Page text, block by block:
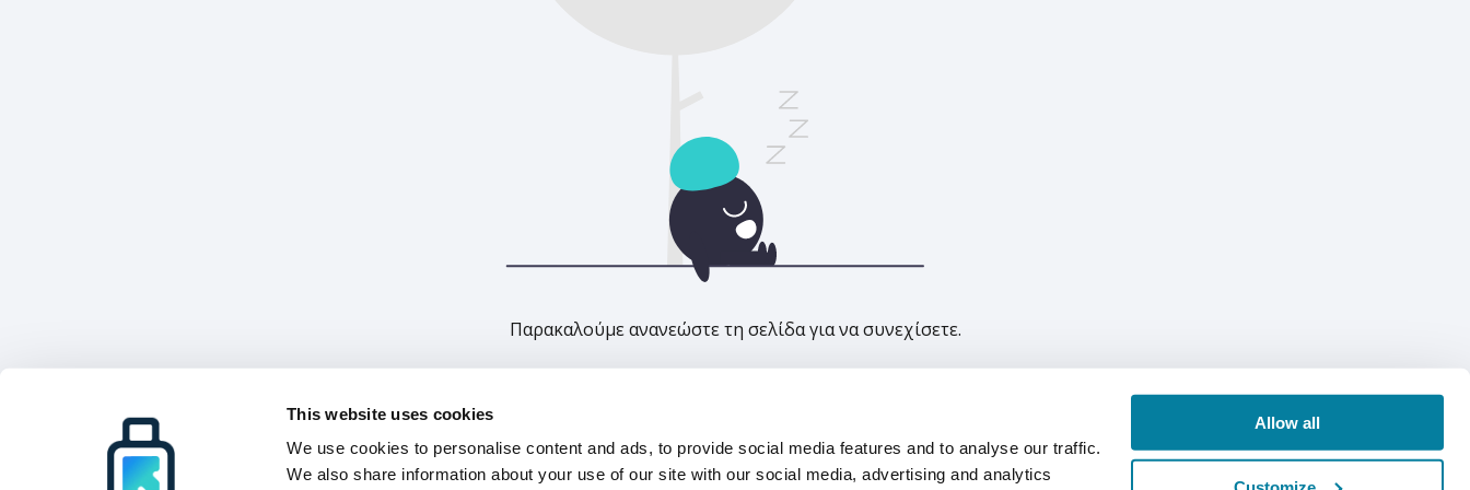
This website uses cookies
We use cookies to personalise content and ads, to provide social media features and to analyse our traffic.
We also share information about your use of our site with our social media, advertising and analytics
Allow all
Παρακαλούμε ανανεώστε τη σελίδα για να συνεχίσετε.